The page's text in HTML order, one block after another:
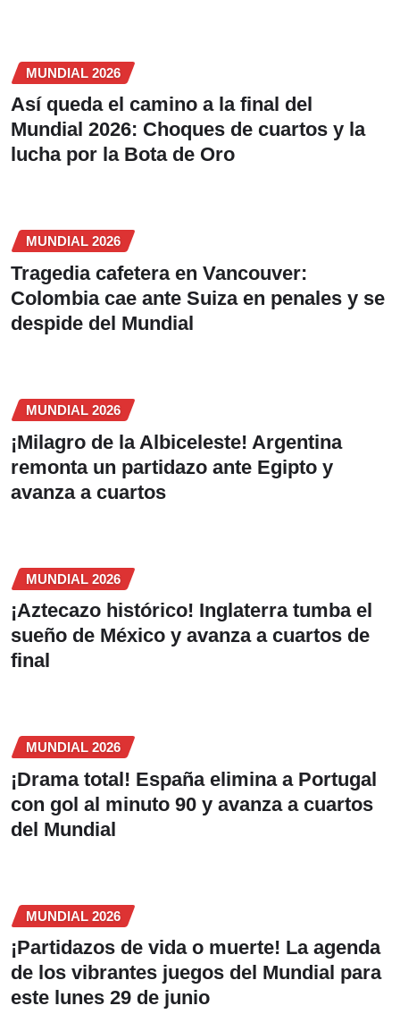
MUNDIAL 2026
Así queda el camino a la final del
Mundial 2026: Choques de cuartos y la
lucha por la Bota de Oro
MUNDIAL 2026
Tragedia cafetera en Vancouver:
Colombia cae ante Suiza en penales y se
despide del Mundial
MUNDIAL 2026
¡Milagro de la Albiceleste! Argentina
remonta un partidazo ante Egipto y
avanza a cuartos
MUNDIAL 2026
¡Aztecazo histórico! Inglaterra tumba el
sueño de México y avanza a cuartos de
final
MUNDIAL 2026
¡Drama total! España elimina a Portugal
con gol al minuto 90 y avanza a cuartos
del Mundial
MUNDIAL 2026
¡Partidazos de vida o muerte! La agenda
de los vibrantes juegos del Mundial para
este lunes 29 de junio